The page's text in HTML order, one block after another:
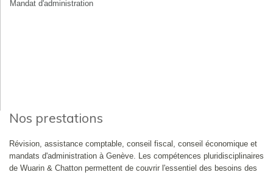
Mandat d'administration
Nos prestations
Révision, assistance comptable, conseil fiscal, conseil économique et
mandats d'administration à Genève. Les compétences pluridisciplinaires
de Wuarin & Chatton permettent de couvrir l'essentiel des besoins des